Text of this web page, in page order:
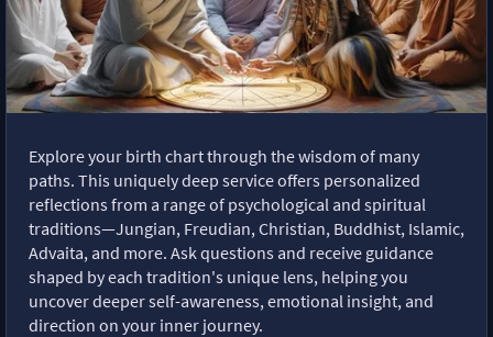
Explore your birth chart through the wisdom of many
paths. This uniquely deep service offers personalized
reflections from a range of psychological and spiritual
traditions—Jungian, Freudian, Christian, Buddhist, Islamic,
Advaita, and more. Ask questions and receive guidance
shaped by each tradition's unique lens, helping you
uncover deeper self-awareness, emotional insight, and
direction on your inner journey.